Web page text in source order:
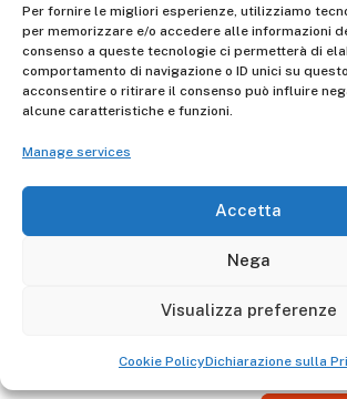
Per fornire le migliori esperienze, utilizziamo
per memorizzare e/o accedere alle informazioni
consenso a queste tecnologie ci permetterà di
comportamento di navigazione o ID unici su
acconsentire o ritirare il consenso può influire
alcune caratteristiche e funzioni.
Manage services
Accetta
Nega
Visualizza preferenze
Cookie PolicyDichiarazione sulla
Polyurethane wheel,
MARUCAU0260
GIERRE trolley: GE005 - GE010 - GE020 -